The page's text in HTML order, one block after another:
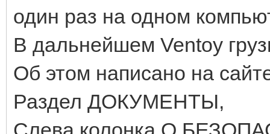
один раз на одном
В дальнейшем Ventoy
Об этом написано на
Раздел ДОКУМЕНТЫ,